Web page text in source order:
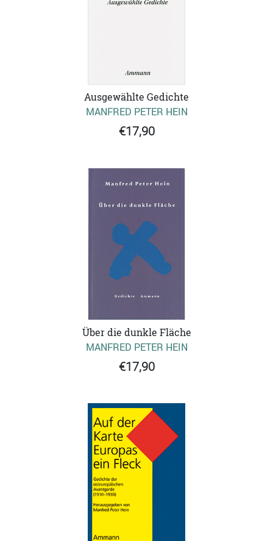
Ausgewählte Gedichte
MANFRED PETER HEIN
€17,90
Über die dunkle Fläche
MANFRED PETER HEIN
€17,90